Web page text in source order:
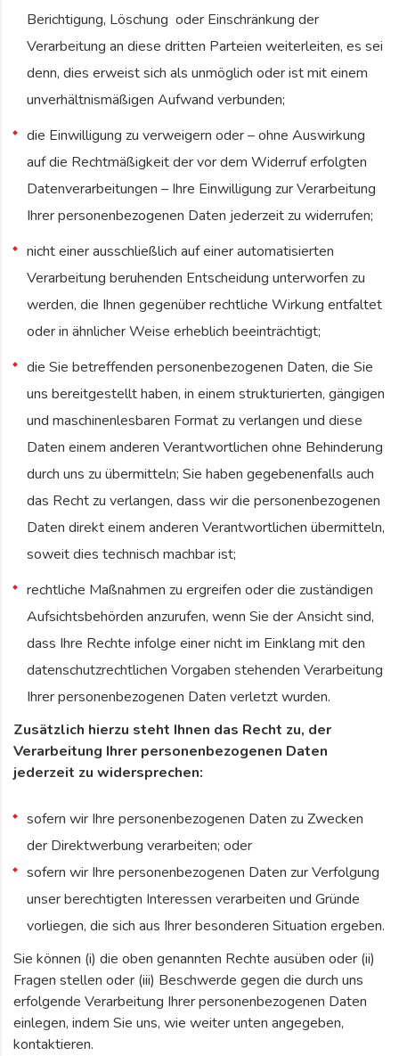
Berichtigung, Löschung oder Einschränkung der
Verarbeitung an diese dritten Parteien weiterleiten, es sei
denn, dies erweist sich als unmöglich oder ist mit einem
unverhältnismäßigen Aufwand verbunden;
die Einwilligung zu verweigern oder – ohne Auswirkung
auf die Rechtmäßigkeit der vor dem Widerruf erfolgten
Datenverarbeitungen – Ihre Einwilligung zur Verarbeitung
Ihrer personenbezogenen Daten jederzeit zu widerrufen;
nicht einer ausschließlich auf einer automatisierten
Verarbeitung beruhenden Entscheidung unterworfen zu
werden, die Ihnen gegenüber rechtliche Wirkung entfaltet
oder in ähnlicher Weise erheblich beeinträchtigt;
die Sie betreffenden personenbezogenen Daten, die Sie
uns bereitgestellt haben, in einem strukturierten, gängigen
und maschinenlesbaren Format zu verlangen und diese
Daten einem anderen Verantwortlichen ohne Behinderung
durch uns zu übermitteln; Sie haben gegebenenfalls auch
das Recht zu verlangen, dass wir die personenbezogenen
Daten direkt einem anderen Verantwortlichen übermitteln,
soweit dies technisch machbar ist;
rechtliche Maßnahmen zu ergreifen oder die zuständigen
Aufsichtsbehörden anzurufen, wenn Sie der Ansicht sind,
dass Ihre Rechte infolge einer nicht im Einklang mit den
datenschutzrechtlichen Vorgaben stehenden Verarbeitung
Ihrer personenbezogenen Daten verletzt wurden.
Zusätzlich hierzu steht Ihnen das Recht zu, der
Verarbeitung Ihrer personenbezogenen Daten
jederzeit zu widersprechen:
sofern wir Ihre personenbezogenen Daten zu Zwecken
der Direktwerbung verarbeiten; oder
sofern wir Ihre personenbezogenen Daten zur Verfolgung
unser berechtigten Interessen verarbeiten und Gründe
vorliegen, die sich aus Ihrer besonderen Situation ergeben.
Sie können (i) die oben genannten Rechte ausüben oder (ii)
Fragen stellen oder (iii) Beschwerde gegen die durch uns
erfolgende Verarbeitung Ihrer personenbezogenen Daten
einlegen, indem Sie uns, wie weiter unten angegeben,
kontaktieren.